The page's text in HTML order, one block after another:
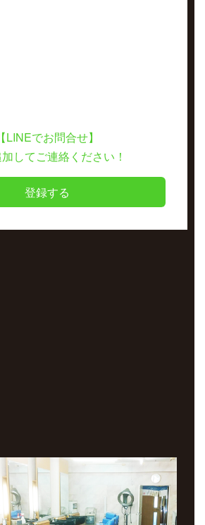
【LINEでお問合せ】
してご連絡ください！
登録する